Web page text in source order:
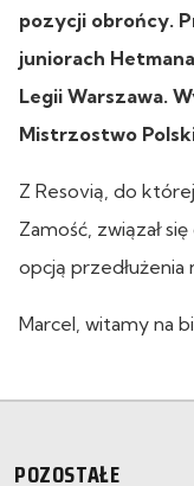
pozycji obrońcy.
juniorach
Legii Warszawa.
Mistrzostwo
Z Resovią, do
Zamość, związał
opcją przedłużenia
Marcel, witamy na
POZOSTAŁE